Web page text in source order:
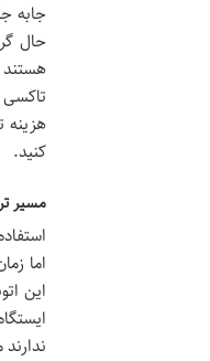
جابه
حال
هزینه
کنید.
مسیر
این